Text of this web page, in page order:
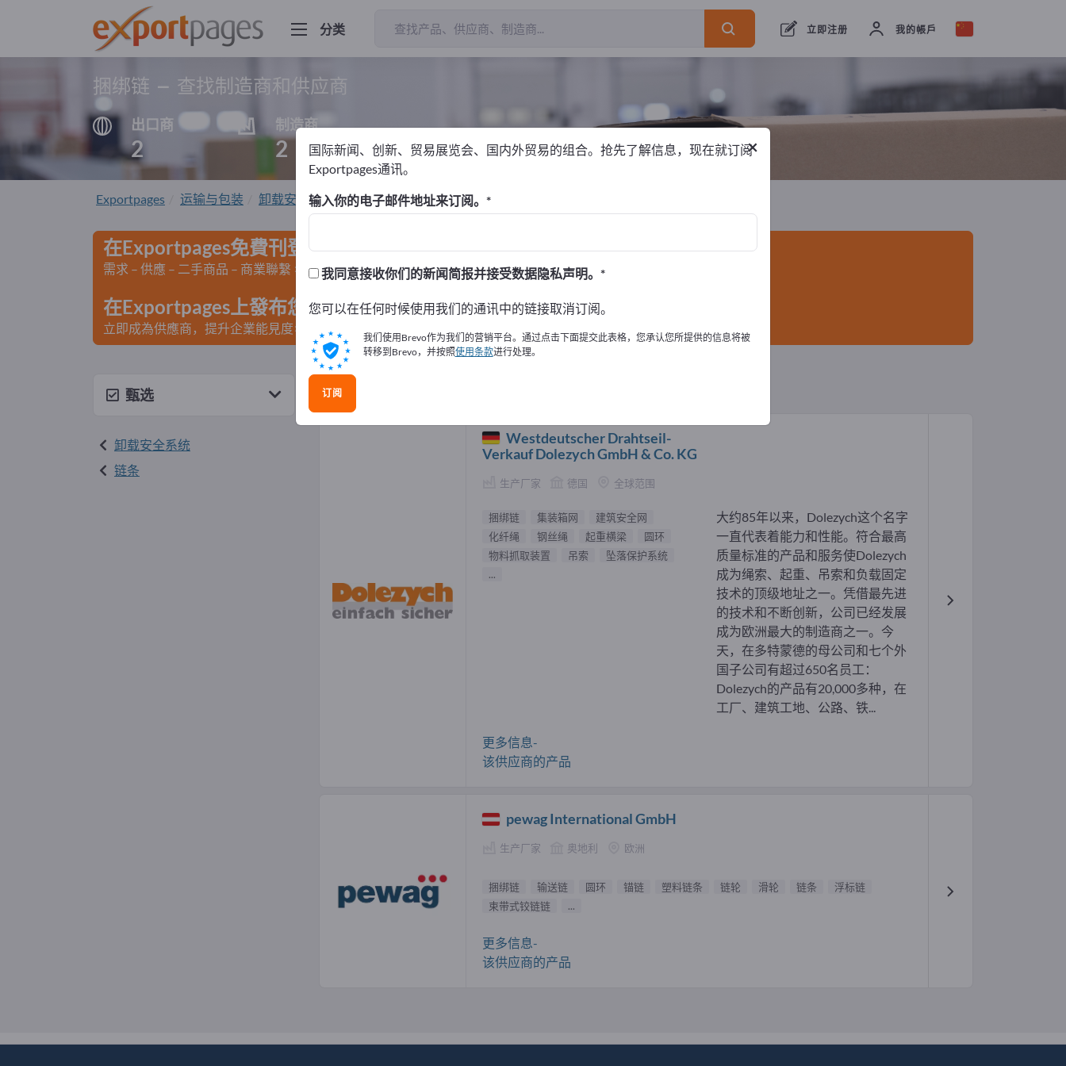
分类 立即注册 我的帳戶
捆绑链 – 查找制造商和供应商
出口商
2
制造商
2
出口商2 制造商
Exportpages 运输与包装 卸载安全系统 捆绑链
在Exportpages免費刊登廣告！
需求 – 供應 – 二手商品 – 商業聯繫 >> 由此開始
在Exportpages上發布您的公司與產品資訊。
立即成為供應商，提升企業能見度>> 點此發布資訊
甄选
卸载安全系统
链条
捆绑链 供應商 (2)
Westdeutscher Drahtseil-
Verkauf Dolezych GmbH & Co. KG
生产厂家 德国 全球范围
捆绑链 集装箱网
建筑安全网
化纤绳
钢丝绳 起重横梁
圆环
物料抓取装置
吊索
坠落保护系统
...
大约85年以来，Dolezych这个名字
一直代表着能力和性能。符合最高
质量标准的产品和服务使Dolezych
成为绳索、起重、吊索和负载固定
技术的顶级地址之一。凭借最先进
的技术和不断创新，公司已经发展
成为欧洲最大的制造商之一。今
天，在多特蒙德的母公司和七个外
国子公司有超过650名员工：
Dolezych的产品有20,000多种，在
工厂、建筑工地、公路、铁...
更多信息-
该供应商的产品
pewag International GmbH
生产厂家 奥地利 欧洲
捆绑链 输送链 圆环 锚链 塑料链条 链轮 滑轮 链条
浮标链
束带式铰链链
...
更多信息-
该供应商的产品
×
国际新闻、创新、贸易展览会、国内外贸易的组合。抢先了解信息，现在就订阅
Exportpages通讯。
输入你的电子邮件地址来订阅。
我同意接收你们的新闻简报并接受数据隐私声明。
您可以在任何时候使用我们的通讯中的链接取消订阅。
我们使用Brevo作为我们的营销平台。通过点击下面提交此表格，您承认您所提供的信息将被
转移到Brevo，并按照使用条款进行处理。
订阅